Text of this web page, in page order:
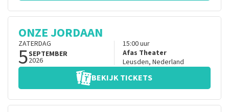
ONZE JORDAAN
ZATERDAG
5SEPTEMBER
2026
15:00uur
Afas Theater
Leusden, Nederland
BEKIJK TICKETS